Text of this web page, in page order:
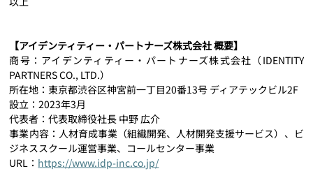
【アイデンティティー・パートナーズ株式会社 概要】
商号：アイデンティティー・パートナーズ株式会社（IDENTITY
PARTNERS CO., LTD.）
所在地：東京都渋谷区神宮前一丁目20番13号 ディアテックビル2F
設立：2023年3月
代表者：代表取締役社長 中野 広介
事業内容：人材育成事業（組織開発、人材開発支援サービス）、ビ
ジネススクール運営事業、コールセンター事業
URL： https://www.idp-inc.co.jp/